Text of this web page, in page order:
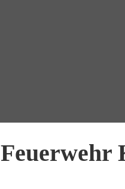
Feuerwehr